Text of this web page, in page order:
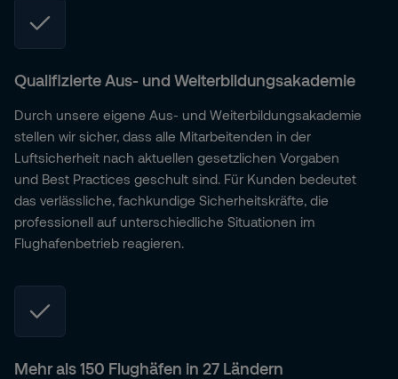
Qualifizierte Aus- und Weiterbildungsakademie
Durch unsere eigene Aus- und Weiterbildungsakademie
stellen wir sicher, dass alle Mitarbeitenden in der
Luftsicherheit nach aktuellen gesetzlichen Vorgaben
und Best Practices geschult sind. Für Kunden bedeutet
das verlässliche, fachkundige Sicherheitskräfte, die
professionell auf unterschiedliche Situationen im
Flughafenbetrieb reagieren.
Mehr als 150 Flughäfen in 27 Ländern